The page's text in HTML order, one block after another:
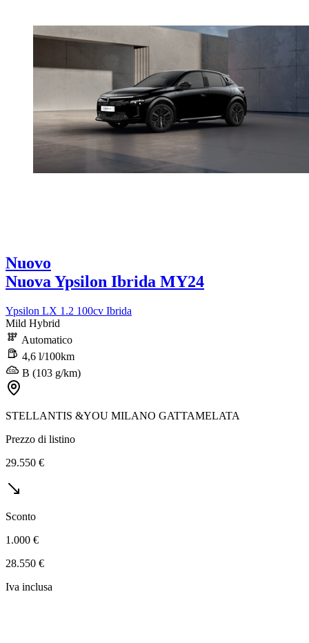
Nuovo
Nuova Ypsilon Ibrida MY24
Ypsilon LX 1.2 100cv Ibrida
Mild Hybrid
Automatico
4,6 l/100km
B (103 g/km)
STELLANTIS &YOU MILANO GATTAMELATA
Prezzo di listino
29.550 €
Sconto
1.000 €
28.550 €
Iva inclusa